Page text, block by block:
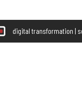
digital transformation |